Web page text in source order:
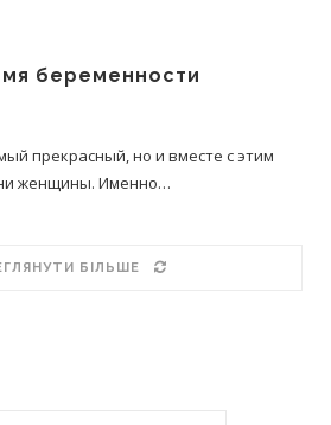
беременности
прекрасный, но и вместе с этим
женщины. Именно…
БІЛЬШЕ